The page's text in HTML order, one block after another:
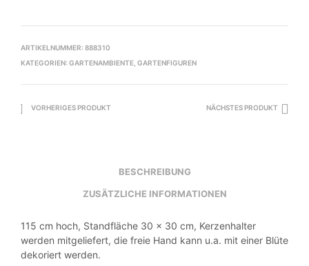
ARTIKELNUMMER: 888310
KATEGORIEN: GARTENAMBIENTE GARTENFIGUREN
VORHERIGES PRODUKT NÄCHSTES PRODUKT
BESCHREIBUNG
ZUSÄTZLICHE INFORMATIONEN
115 cm hoch, Standfläche 30 x 30 cm, Kerzenhalter
werden mitgeliefert, die freie Hand kann u.a. mit einer Blüte
dekoriert werden.